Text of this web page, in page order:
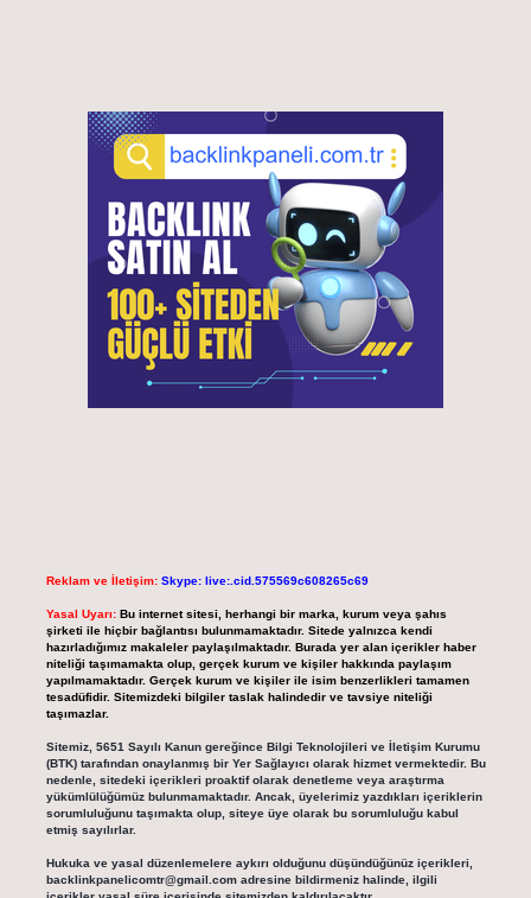
Reklam ve İletişim: Skype: live:.cid.575569c608265c69
Yasal Uyarı: Bu internet sitesi, herhangi bir marka, kurum veya şahıs
şirketi ile hiçbir bağlantısı bulunmamaktadır. Sitede yalnızca kendi
hazırladığımız makaleler paylaşılmaktadır. Burada yer alan içerikler haber
niteliği taşımamakta olup, gerçek kurum ve kişiler hakkında paylaşım
yapılmamaktadır. Gerçek kurum ve kişiler ile isim benzerlikleri tamamen
tesadüfidir. Sitemizdeki bilgiler taslak halindedir ve tavsiye niteliği
taşımazlar.
Sitemiz, 5651 Sayılı Kanun gereğince Bilgi Teknolojileri ve İletişim Kurumu
(BTK) tarafından onaylanmış bir Yer Sağlayıcı olarak hizmet vermektedir. Bu
nedenle, sitedeki içerikleri proaktif olarak denetleme veya araştırma
yükümlülüğümüz bulunmamaktadır. Ancak, üyelerimiz yazdıkları içeriklerin
sorumluluğunu taşımakta olup, siteye üye olarak bu sorumluluğu kabul
etmiş sayılırlar.
Hukuka ve yasal düzenlemelere aykırı olduğunu düşündüğünüz içerikleri,
backlinkpanelicomtr@gmail.comadresine bildirmeniz halinde, ilgili